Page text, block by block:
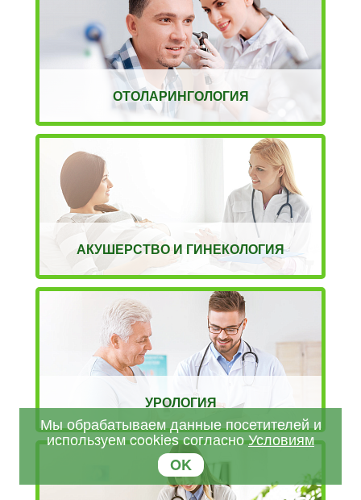
ОТОЛАРИНГОЛОГИЯ
АКУШЕРСТВО И ГИНЕКОЛОГИЯ
УРОЛОГИЯ
Мы обрабатываем данные посетителей и
используем cookies согласноУсловиям
OK